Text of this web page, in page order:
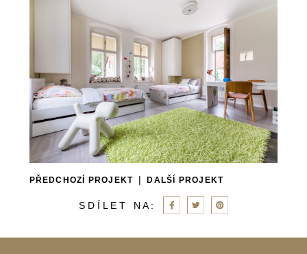
PŘEDCHOZÍ PROJEKT |DALŠÍ PROJEKT
S D Í L E T N A :